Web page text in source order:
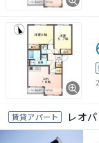
賃貸アパート レオ